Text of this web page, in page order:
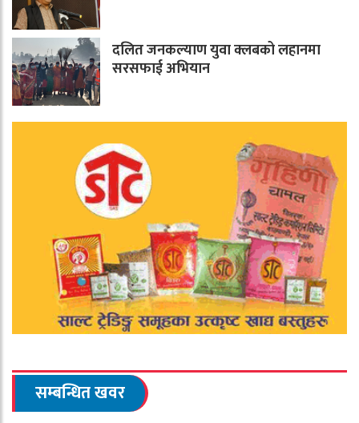
दलित जनकल्याण युवा क्लबको लहानमा
सरसफाई अभियान
सम्बन्धित खवर